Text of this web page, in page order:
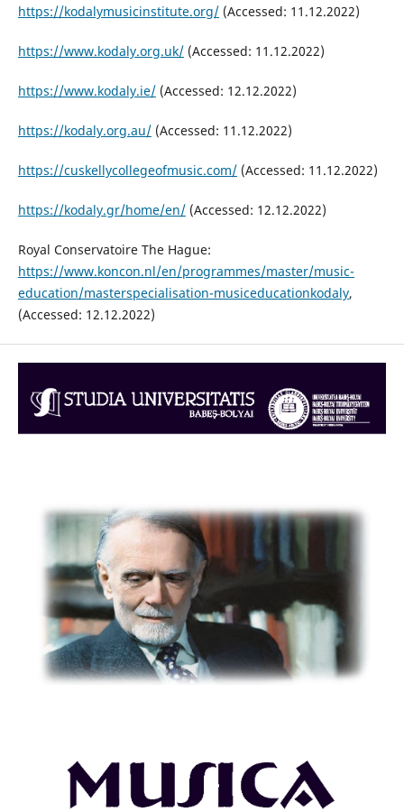
https://kodalymusicinstitute.org/(Accessed: 11.12.2022)
https://www.kodaly.org.uk/(Accessed: 11.12.2022)
https://www.kodaly.ie/(Accessed: 12.12.2022)
https://kodaly.org.au/(Accessed: 11.12.2022)
https://cuskellycollegeofmusic.com/(Accessed: 11.12.2022)
https://kodaly.gr/home/en/(Accessed: 12.12.2022)
Royal Conservatoire The Hague:
https://www.koncon.nl/en/programmes/master/music-
education/masterspecialisation-musiceducationkodaly,
(Accessed: 12.12.2022)